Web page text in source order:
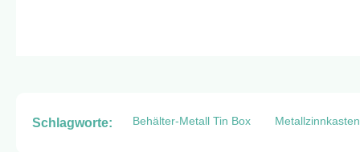
Schlagworte: Behälter-Metall Tin Box